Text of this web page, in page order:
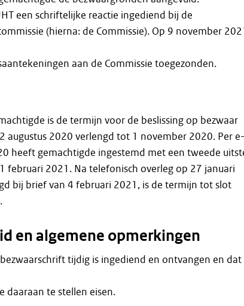
een schriftelijke reactie ingediend bij de
(hierna: de Commissie). Op 9 november
aan de Commissie toegezonden.
is de termijn voor de beslissing op bezwaar
augustus 2020 verlengd tot 1 november 2020. Per e-
heeft gemachtigde ingestemd met een tweede
februari 2021. Na telefonisch overleg op 27 januari
bij brief van 4 februari 2021, is de termijn tot slot
en algemene opmerkingen
tijdig is ingediend en ontvangen en dat
daaraan te stellen eisen.